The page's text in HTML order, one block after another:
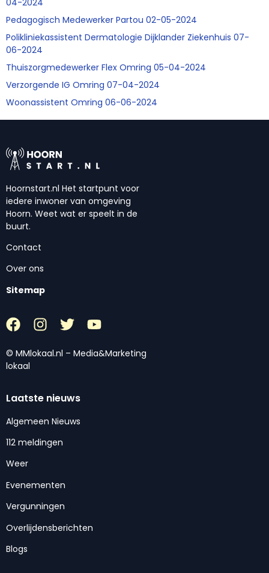
04-2024
Pedagogisch Medewerker Partou 02-05-2024
Polikliniekassistent Dermatologie Dijklander Ziekenhuis 07-
06-2024
Thuiszorgmedewerker Flex Omring 05-04-2024
Verzorgende IG Omring 07-04-2024
Woonassistent Omring 06-06-2024
Hoornstart.nl Het startpunt voor
iedere inwoner van omgeving
Hoorn. Weet wat er speelt in de
buurt.
Contact
Over ons
Sitemap
© MMlokaal.nl – Media&Marketing
lokaal
Laatste nieuws
Algemeen Nieuws
112 meldingen
Weer
Evenementen
Vergunningen
Overlijdensberichten
Blogs